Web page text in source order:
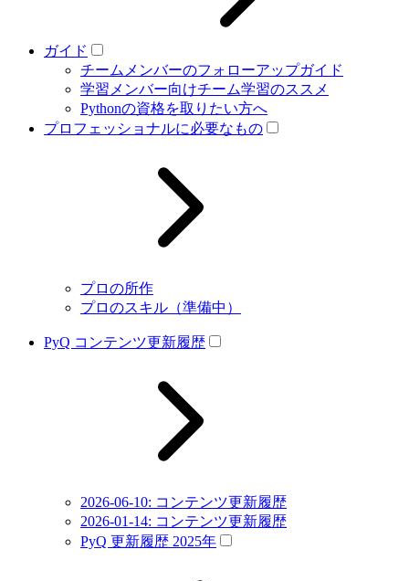
ガイド
チームメンバーのフォローアップガイド
学習メンバー向けチーム学習のススメ
Pythonの資格を取りたい方へ
プロフェッショナルに必要なもの
プロの所作
プロのスキル（準備中）
PyQ コンテンツ更新履歴
2026-06-10: コンテンツ更新履歴
2026-01-14: コンテンツ更新履歴
PyQ 更新履歴 2025年